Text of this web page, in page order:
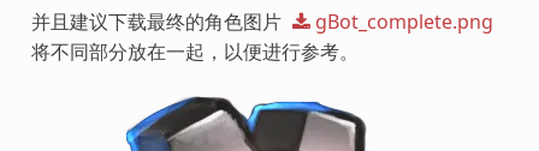
并且建议下载最终的角色图片
gBot_complete.png
将不同部分放在一起，以便进行参考。